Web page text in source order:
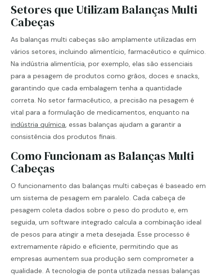
Setores que Utilizam Balanças Multi
Cabeças
As balanças multi cabeças são amplamente utilizadas em
vários setores, incluindo alimentício, farmacêutico e químico.
Na indústria alimentícia, por exemplo, elas são essenciais
para a pesagem de produtos como grãos, doces e snacks,
garantindo que cada embalagem tenha a quantidade
correta. No setor farmacêutico, a precisão na pesagem é
vital para a formulação de medicamentos, enquanto na
indústria química, essas balanças ajudam a garantir a
consistência dos produtos finais.
Como Funcionam as Balanças Multi
Cabeças
O funcionamento das balanças multi cabeças é baseado em
um sistema de pesagem em paralelo. Cada cabeça de
pesagem coleta dados sobre o peso do produto e, em
seguida, um software integrado calcula a combinação ideal
de pesos para atingir a meta desejada. Esse processo é
extremamente rápido e eficiente, permitindo que as
empresas aumentem sua produção sem comprometer a
qualidade. A tecnologia de ponta utilizada nessas balanças